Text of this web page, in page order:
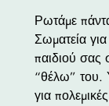
Ρωτάμε
Σωματεία
παιδιού σας
“θέλω” του.
για